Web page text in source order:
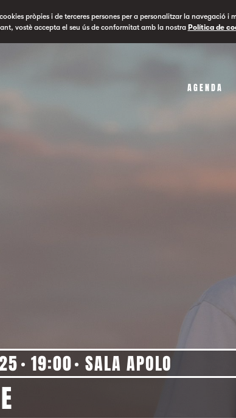
pròpies i de terceres persones per a personalitzar la navegació i
vostè accepta el seu ús de conformitat amb la nostra Política de
AGENDA
19:00 SALA APOLO